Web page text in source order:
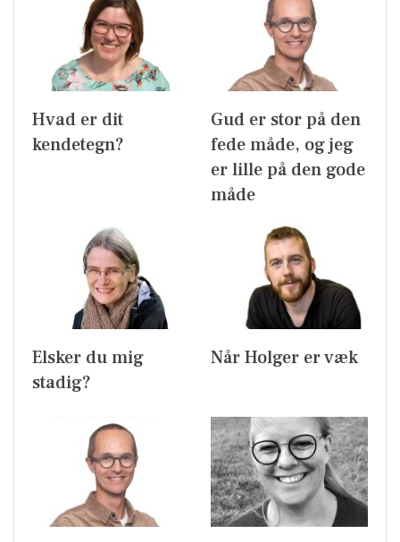
Hvad er dit
kendetegn?
Gud er stor på den
fede måde, og jeg
er lille på den gode
måde
Elsker du mig
stadig?
Når Holger er væk